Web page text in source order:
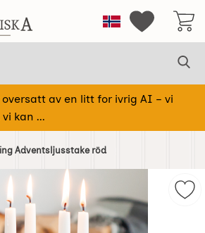
for NostalgiskaNorge Mine
av en litt for ivrig AI – vi
kan ...
Adventsljusstake röd